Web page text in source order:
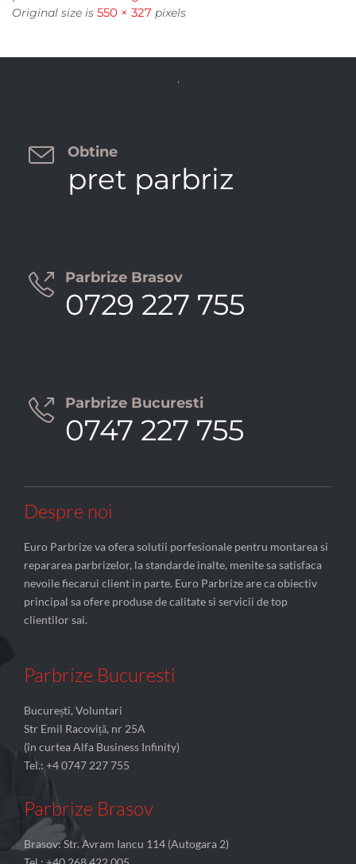
Original size is 550 × 327 pixels
 Obtine
pret parbriz
 Parbrize Brasov
0729 227 755
 Parbrize Bucuresti
0747 227 755
Despre noi
Euro Parbrize va ofera solutii porfesionale pentru montarea si
repararea parbrizelor, la standarde inalte, menite sa satisfaca
nevoile fiecarui client in parte. Euro Parbrize are ca obiectiv
principal sa ofere produse de calitate si servicii de top
clientilor sai.
Parbrize Bucuresti
București, Voluntari
Str Emil Racoviță, nr 25A
(în curtea Alfa Business Infinity)
Tel.: +4 0747 227 755
Parbrize Brasov
Brasov: Str. Avram Iancu 114 (Autogara 2)